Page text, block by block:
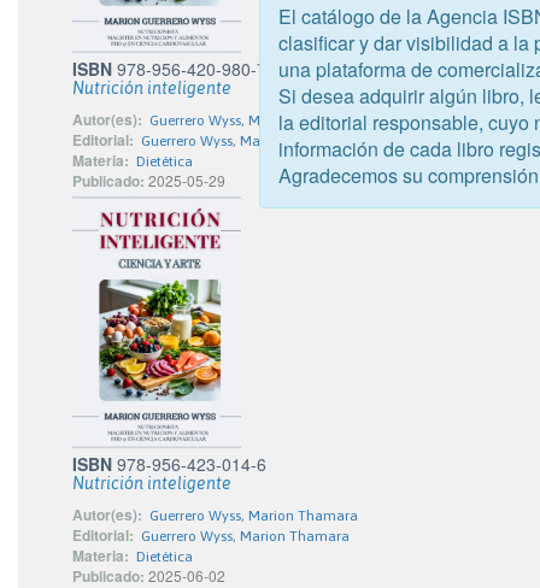
ISBN 978-956-420-980-7
Nutrición inteligente
Autor(es): Guerrero Wyss, Marion Thamara
Editorial: Guerrero Wyss, Marion Thamara
Materia: Dietética
Publicado: 2025-05-29
ISBN 978-956-423-014-6
Nutrición inteligente
Autor(es): Guerrero Wyss, Marion Thamara
Editorial: Guerrero Wyss, Marion Thamara
Materia: Dietética
Publicado: 2025-06-02
El catálogo de la Agencia
clasificar y dar visibilidad a la
una plataforma de
Si desea adquirir algún libro,
la editorial responsable, cuyo
información de cada libro
Agradecemos su